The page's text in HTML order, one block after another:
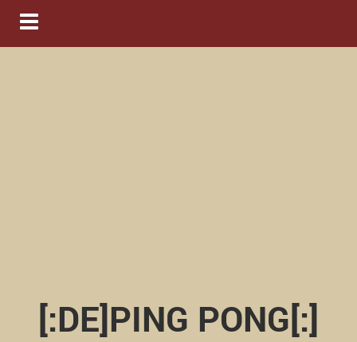
Navigation ein-/ausblenden
[:DE]PING PONG[:]